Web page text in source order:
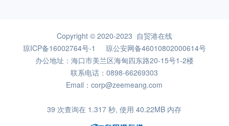
Copyright © 2020-2023 自贸港在线
琼ICP备16002764号-1
琼公安网备46010802000614号
办公地址：海口市美兰区海甸四东路20-15号1-2楼
联系电话：0898-66269303
Email：corp@zeemeang.com
39 次查询在 1.317 秒, 使用 40.22MB 内存